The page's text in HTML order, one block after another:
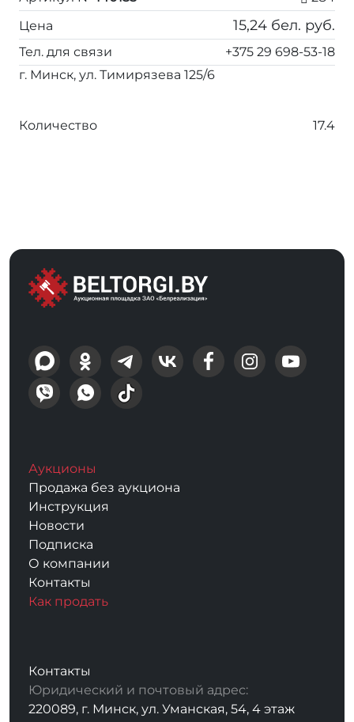
Цена
15,24 бел. руб.
Тел. для связи
+375 29 698-53-18
г. Минск, ул. Тимирязева 125/6
Количество 17.4
Аукционы
Продажа без аукциона
Инструкция
Новости
Подписка
О компании
Контакты
Как продать
Контакты
Юридический и почтовый адрес:
220089, г. Минск, ул. Уманская, 54, 4 этаж